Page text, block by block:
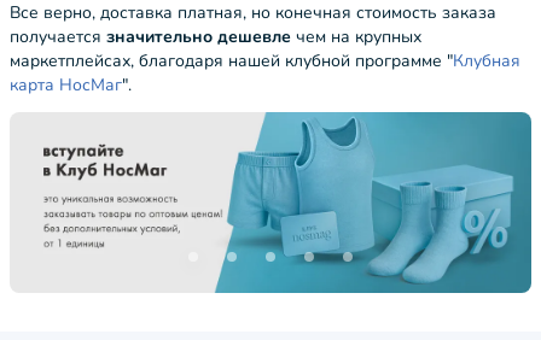
Все верно, доставка платная, но конечная стоимость заказа
получается значительно дешевле чем на крупных
маркетплейсах, благодаря нашей клубной программе "Клубная
карта НосМаг".